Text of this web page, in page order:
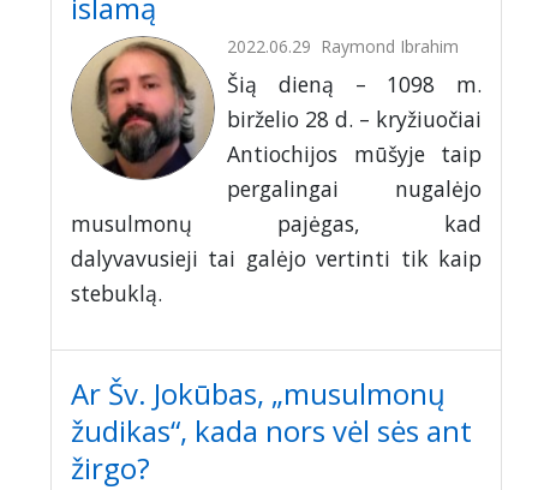
islamą
2022.06.29 Raymond Ibrahim
Šią dieną – 1098 m.
birželio 28 d. – kryžiuočiai
Antiochijos mūšyje taip
pergalingai nugalėjo
musulmonų pajėgas, kad
dalyvavusieji tai galėjo vertinti tik kaip
stebuklą.
Ar Šv. Jokūbas, „musulmonų
žudikas“, kada nors vėl sės ant
žirgo?